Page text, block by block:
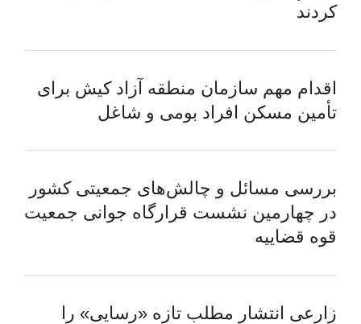
کردند
اقدام مهم سازمان منطقه آزاد کیش برای
تأمین مسکن افراد بومی و شاغل
بررسی مسائل و چالش‌های جمعیتی کشور
در چهارمین نشست قرارگاه جوانی جمعیت
قوه قضاییه
زارعی انتشار مطلب تازه «رسایی» را